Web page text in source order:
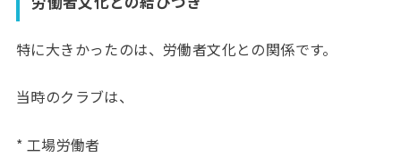
特に大きかったのは、労働者文化との関係です。
当時のクラブは、
* 工場労働者